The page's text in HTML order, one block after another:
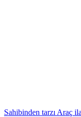
Sahibinden tarzı Araç